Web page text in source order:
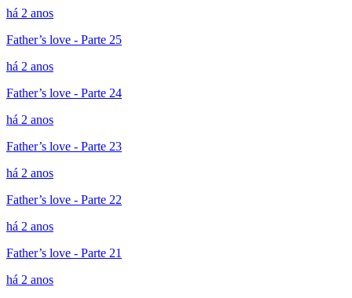
há 2 anos
Father’s love - Parte 25
há 2 anos
Father’s love - Parte 24
há 2 anos
Father’s love - Parte 23
há 2 anos
Father’s love - Parte 22
há 2 anos
Father’s love - Parte 21
há 2 anos